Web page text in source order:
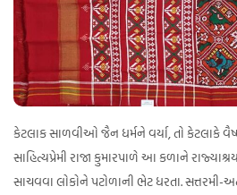
કેટલાક સાળવીઓ જૈન ધર્મને વર્યા, તો કેટલાકે
સાહિત્યપ્રેમી રાજા કુમારપાળે આ કળાને
સાચવવા લોકોને પટોળાની ભેટ ધરતા. સત્તરમી-